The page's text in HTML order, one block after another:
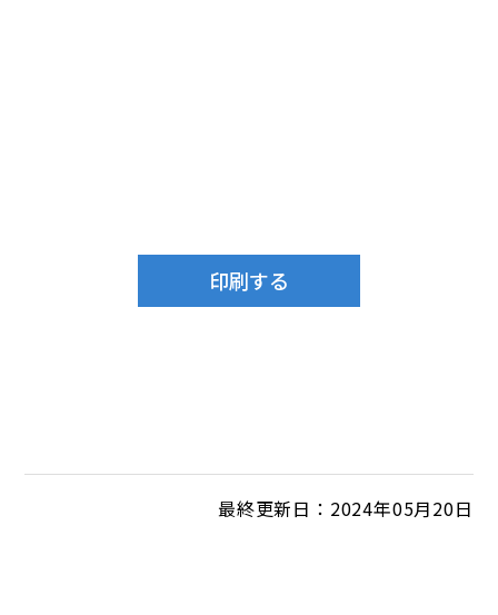
最終更新日：2024年05月20日